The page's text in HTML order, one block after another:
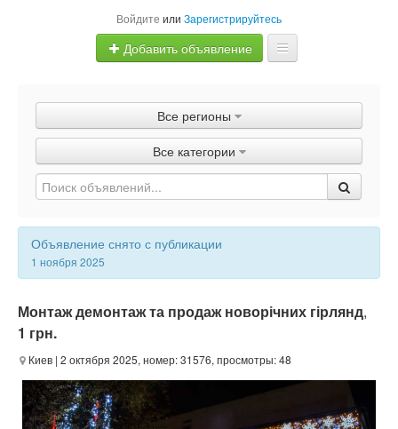
Войдите или Зарегистрируйтесь
Добавить объявление
Объявления
Быстрая продажа
Все регионы
Все категории
Объявление снято с публикации
1 ноября 2025
Монтаж демонтаж та продаж новорічних гірлянд,
1 грн.
Киев | 2 октября 2025, номер: 31576, просмотры: 48